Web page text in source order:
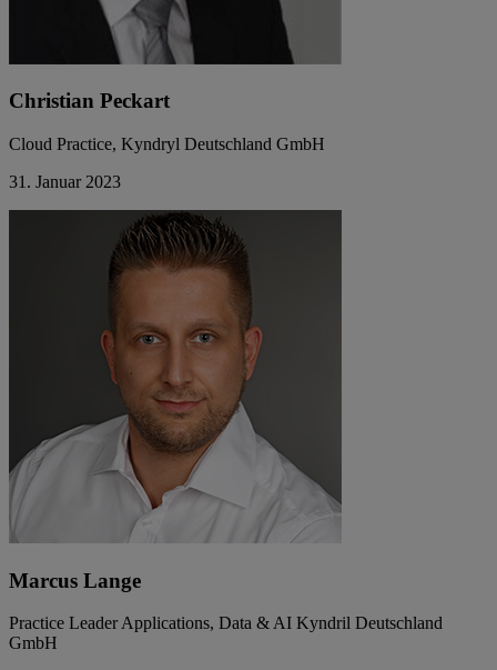
Christian Peckart
Cloud Practice, Kyndryl Deutschland GmbH
31. Januar 2023
Marcus Lange
Practice Leader Applications, Data & AI Kyndril Deutschland
GmbH